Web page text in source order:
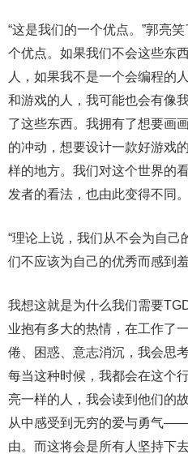
“这是我们的一个优点。”郭亮
个优点。如果我们不会这些东
人，如果我不是一个会编程的
和游戏的人，我可能也会有像
了这些东西。我拥有了想要画
的冲动，想要设计一款好游戏
样的地方。我们对这个世界的
发者的看法，也由此变得不同
“理论上说，我们从不会为自
们不应该为自己的优秀而感到
我想这就是为什么我们需要
业抱有多大的热情，在工作了
倦、困惑、意志消沉，我会思
每当这种时候，我都会在这个
亮一样的人，我会读到他们的
从中感受到无穷的爱与勇气
由。而这将会是所有人坚持下去